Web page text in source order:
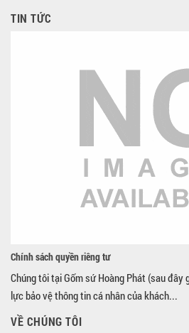
TIN TỨC
Chính sách quyền riêng tư
Chúng tôi tại Gốm sứ Hoàng Phát (sau đây
lực bảo vệ thông tin cá nhân của khách...
VỀ CHÚNG TÔI